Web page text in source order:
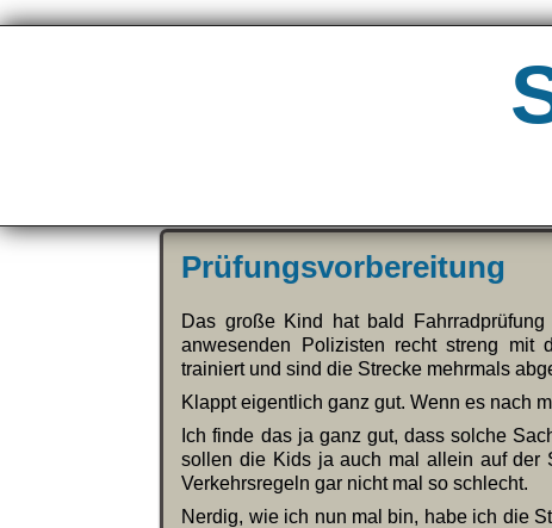
Prüfungsvorbereitung
Das große Kind hat bald
anwesenden Polizisten recht streng mit
trainiert und sind die Strecke mehrmals
Klappt eigentlich ganz gut. Wenn es nach
Ich finde das ja ganz gut, dass solche
sollen die Kids ja auch mal allein auf der
Verkehrsregeln gar nicht mal so schlecht.
Nerdig, wie ich nun mal bin, habe ich die